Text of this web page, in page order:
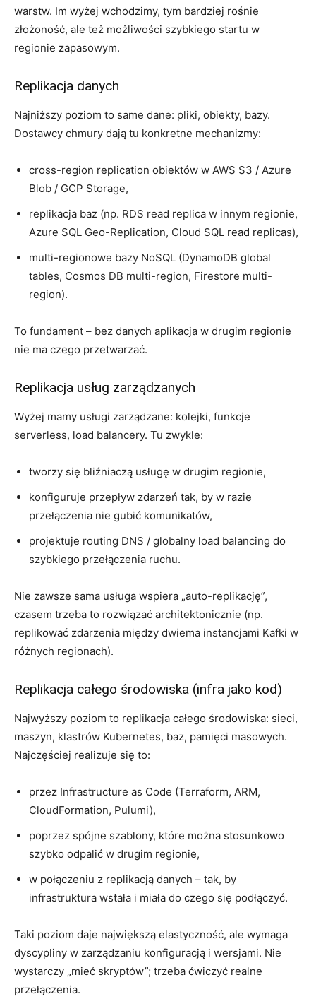
warstw. Im wyżej wchodzimy, tym bardziej rośnie
złożoność, ale też możliwości szybkiego startu w
regionie zapasowym.
Replikacja danych
Najniższy poziom to same dane: pliki, obiekty, bazy.
Dostawcy chmury dają tu konkretne mechanizmy:
cross-region replication obiektów w AWS S3 / Azure
Blob / GCP Storage,
replikacja baz (np. RDS read replica w innym regionie,
Azure SQL Geo-Replication, Cloud SQL read replicas),
multi-regionowe bazy NoSQL (DynamoDB global
tables, Cosmos DB multi-region, Firestore multi-
region).
To fundament – bez danych aplikacja w drugim regionie
nie ma czego przetwarzać.
Replikacja usług zarządzanych
Wyżej mamy usługi zarządzane: kolejki, funkcje
serverless, load balancery. Tu zwykle:
tworzy się bliźniaczą usługę w drugim regionie,
konfiguruje przepływ zdarzeń tak, by w razie
przełączenia nie gubić komunikatów,
projektuje routing DNS / globalny load balancing do
szybkiego przełączenia ruchu.
Nie zawsze sama usługa wspiera „auto-replikację”,
czasem trzeba to rozwiązać architektonicznie (np.
replikować zdarzenia między dwiema instancjami Kafki w
różnych regionach).
Replikacja całego środowiska (infra jako kod)
Najwyższy poziom to replikacja całego środowiska: sieci,
maszyn, klastrów Kubernetes, baz, pamięci masowych.
Najczęściej realizuje się to:
przez Infrastructure as Code (Terraform, ARM,
CloudFormation, Pulumi),
poprzez spójne szablony, które można stosunkowo
szybko odpalić w drugim regionie,
w połączeniu z replikacją danych – tak, by
infrastruktura wstała i miała do czego się podłączyć.
Taki poziom daje największą elastyczność, ale wymaga
dyscypliny w zarządzaniu konfiguracją i wersjami. Nie
wystarczy „mieć skryptów”; trzeba ćwiczyć realne
przełączenia.